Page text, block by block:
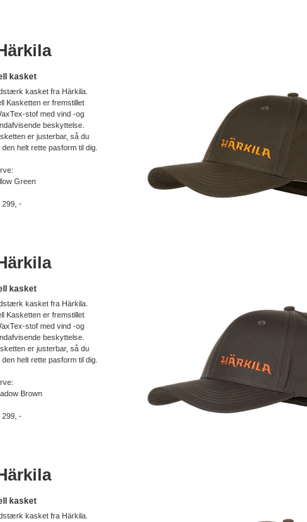
kasket
kasket fra Härkila.
Kasketten er fremstillet
stof med vind -og
beskyttelse.
er justerbar, så du
den helt rette pasform til dig.
Green
299, -
kasket
kasket fra Härkila.
Kasketten er fremstillet
stof med vind -og
beskyttelse.
er justerbar, så du
den helt rette pasform til dig.
Brown
299, -
kasket
kasket fra Härkila.